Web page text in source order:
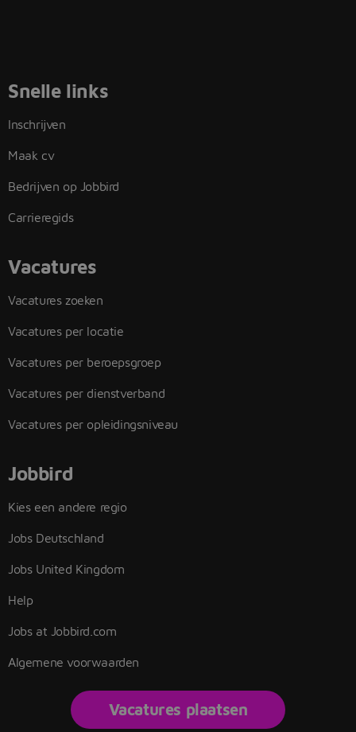
Snelle links
Inschrijven
Maak cv
Bedrijven op Jobbird
Carrieregids
Vacatures
Vacatures zoeken
Vacatures per locatie
Vacatures per beroepsgroep
Vacatures per dienstverband
Vacatures per opleidingsniveau
Jobbird
Kies een andere regio
Jobs Deutschland
Jobs United Kingdom
Help
Jobs at Jobbird.com
Algemene voorwaarden
Vacatures plaatsen